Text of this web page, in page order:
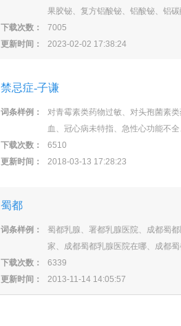
果胶铋、复方铝酸铋、铝酸铋、铝
下载次数：
7005
更新时间：
2023-02-02 17:38:24
禁忌症-子谦
词条样例：
对青霉素类药物过敏、对头孢菌素
血、冠心病未特指、急性心功能不
下载次数：
6510
更新时间：
2018-03-13 17:28:23
蜀都
词条样例：
蜀都乳腺、署都乳腺医院、成都蜀
家、成都蜀都乳腺医院在哪、成都
下载次数：
6339
更新时间：
2013-11-14 14:05:57